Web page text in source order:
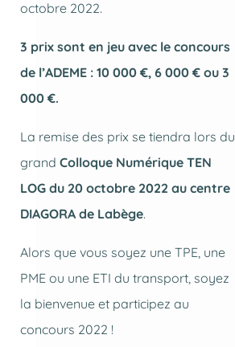
octobre 2022.
3 prix sont en jeu avec le concours
de l’ADEME : 10 000 €, 6 000 € ou 3
000 €.
La remise des prix se tiendra lors du
grand Colloque Numérique TEN
LOG du 20 octobre 2022 au centre
DIAGORA de Labège.
Alors que vous soyez une TPE, une
PME ou une ETI du transport, soyez
la bienvenue et participez au
concours 2022 !